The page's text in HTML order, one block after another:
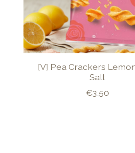
[V] Pea Crackers
Salt
€3,50